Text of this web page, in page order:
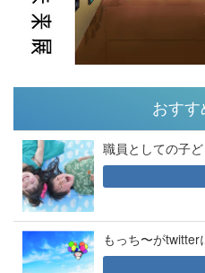
おすす
職員としての子
もっち〜がtwitter